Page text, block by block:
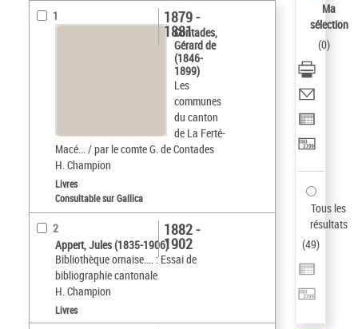
1
Contades,
Gérard de
(1846-
1899)
Les
communes
du canton
de La Ferté-
Macé... / par le comte G. de Contades
H. Champion
1879 -
1881
Livres
Consultable sur Gallica
2
Appert, Jules (1835-1906)
Bibliothèque ornaise.... : Essai de
bibliographie cantonale
H. Champion
1882 -
1902
Livres
Ma
sélection
(0)
Tous les
résultats
(49)